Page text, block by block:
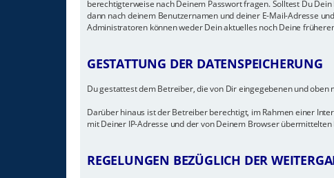
berechtigterweise nach Deinem Passwort fragen. Solltest Du
dann nach deinem Benutzernamen und deiner E-Mail-Adresse
Administratoren können weder Dein aktuelles noch Deine
GESTATTUNG DER DATENSPEICHERUNG
Du gestattest dem Betreiber, die von Dir eingegebenen und
Darüber hinaus ist der Betreiber berechtigt, im Rahmen einer
mit Deiner IP-Adresse und der von Deinem Browser
REGELUNGEN BEZÜGLICH DER